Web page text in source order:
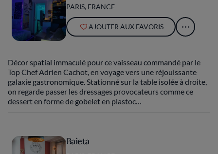
PARIS, FRANCE
AJOUTER AUX FAVORIS
Décor spatial immaculé pour ce vaisseau commandé par le
Top Chef Adrien Cachot, en voyage vers une réjouissante
galaxie gastronomique. Stationné sur la table isolée à droite,
on regarde passer les dressages provocateurs comme ce
dessert en forme de gobelet en plastoc…
Baieta